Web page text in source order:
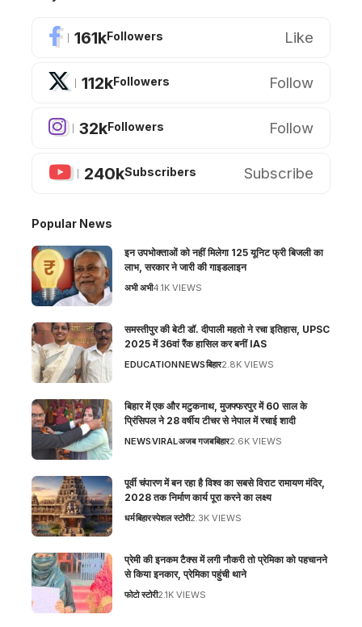
161kFollowers Like
112kFollowers Follow
32kFollowers Follow
240kSubscribers Subscribe
Popular News
इन उपभोक्ताओं को नहीं मिलेगा 125 यूनिट फ्री बिजली का
लाभ, सरकार ने जारी की गाइडलाइन
अभी अभी4.1K VIEWS
समस्तीपुर की बेटी डॉ. दीपाली महतो ने रचा इतिहास, UPSC
2025 में 36वां रैंक हासिल कर बनीं IAS
EDUCATIONNEWSबिहार2.8K VIEWS
बिहार में एक और मटुकनाथ, मुजफ्फरपुर में 60 साल के
प्रिंसिपल ने 28 वर्षीय टीचर से नेपाल में रचाई शादी
NEWSVIRALअजब गजबबिहार2.6K VIEWS
पूर्वी चंपारण में बन रहा है विश्व का सबसे विराट रामायण मंदिर,
2028 तक निर्माण कार्य पूरा करने का लक्ष्य
धर्मबिहारस्पेशल स्टोरी2.3K VIEWS
प्रेमी की इनकम टैक्स में लगी नौकरी तो प्रेमिका को पहचानने
से किया इनकार, प्रेमिका पहुंची थाने
फोटो स्टोरी2.1K VIEWS